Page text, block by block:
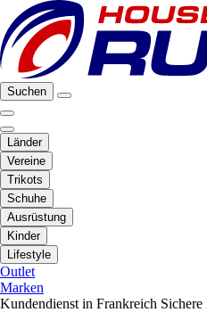
Suchen
Länder
Vereine
Trikots
Schuhe
Ausrüstung
Kinder
Lifestyle
Outlet
Marken
Kundendienst in Frankreich